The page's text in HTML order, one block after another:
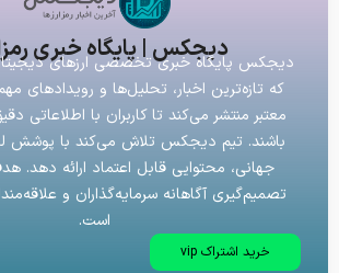
دیجکس | پایگاه خبری
دیجکس پایگاه خبری تخصصی ارزهای
که تازه‌ترین اخبار، تحلیل‌ها و رویدادهای مهم
معتبر منتشر می‌کند تا کاربران با اطلاعاتی
باشند. تیم دیجکس تلاش می‌کند با پوشش
جهانی، محتوایی قابل اعتماد ارائه دهد.
تصمیم‌گیری آگاهانه سرمایه‌گذاران و
است.
خرید اشتراک vip